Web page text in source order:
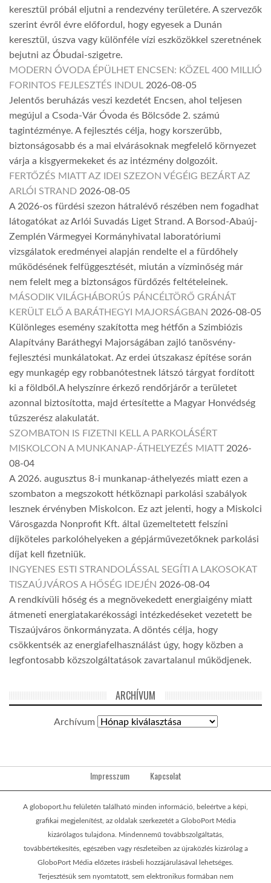
keresztül próbál eljutni a rendezvény területére. A szervezők
szerint évről évre előfordul, hogy egyesek a Dunán
keresztül, úszva vagy különféle vízi eszközökkel szeretnének
bejutni az Óbudai-szigetre.
MODERN ÓVODA ÉPÜLHET ENCSEN: KÖZEL 400 MILLIÓ
FORINTOS FEJLESZTÉS INDUL 2026-08-05
Jelentős beruházás veszi kezdetét Encsen, ahol teljesen
megújul a Csoda-Vár Óvoda és Bölcsőde 2. számú
tagintézménye. A fejlesztés célja, hogy korszerűbb,
biztonságosabb és a mai elvárásoknak megfelelő környezet
várja a kisgyermekeket és az intézmény dolgozóit.
FERTŐZÉS MIATT AZ IDEI SZEZON VÉGÉIG BEZÁRT AZ
ARLÓI STRAND 2026-08-05
A 2026-os fürdési szezon hátralévő részében nem fogadhat
látogatókat az Arlói Suvadás Liget Strand. A Borsod-Abaúj-
Zemplén Vármegyei Kormányhivatal laboratóriumi
vizsgálatok eredményei alapján rendelte el a fürdőhely
működésének felfüggesztését, miután a vízminőség már
nem felelt meg a biztonságos fürdőzés feltételeinek.
MÁSODIK VILÁGHÁBORÚS PÁNCÉLTÖRŐ GRÁNÁT
KERÜLT ELŐ A BARÁTHEGYI MAJORSÁGBAN 2026-08-05
Különleges esemény szakította meg hétfőn a Szimbiózis
Alapítvány Baráthegyi Majorságában zajló tanösvény-
fejlesztési munkálatokat. Az erdei útszakasz építése során
egy munkagép egy robbanótestnek látszó tárgyat fordított
ki a földből.A helyszínre érkező rendőrjárőr a területet
azonnal biztosította, majd értesítette a Magyar Honvédség
tűzszerész alakulatát.
SZOMBATON IS FIZETNI KELL A PARKOLÁSÉRT
MISKOLCON A MUNKANAP-ÁTHELYEZÉS MIATT 2026-
08-04
A 2026. augusztus 8-i munkanap-áthelyezés miatt ezen a
szombaton a megszokott hétköznapi parkolási szabályok
lesznek érvényben Miskolcon. Ez azt jelenti, hogy a Miskolci
Városgazda Nonprofit Kft. által üzemeltetett felszíni
díjköteles parkolóhelyeken a gépjárművezetőknek parkolási
díjat kell fizetniük.
INGYENES ESTI STRANDOLÁSSAL SEGÍTI A LAKOSOKAT
TISZAÚJVÁROS A HŐSÉG IDEJÉN 2026-08-04
A rendkívüli hőség és a megnövekedett energiaigény miatt
átmeneti energiatakarékossági intézkedéseket vezetett be
Tiszaújváros önkormányzata. A döntés célja, hogy
csökkentsék az energiafelhasználást úgy, hogy közben a
legfontosabb közszolgáltatások zavartalanul működjenek.
ARCHÍVUM
Archívum
Impresszum Kapcsolat
A globoport.hu felületén található minden információ, beleértve a képi,
grafikai megjelenítést, az oldalak szerkezetét a GloboPort Média
kizárólagos tulajdona. Mindennemű továbbszolgáltatás,
továbbértékesítés, egészében vagy részleteiben az újraközlés kizárólag a
GloboPort Média előzetes írásbeli hozzájárulásával lehetséges.
Terjesztésük sem nyomtatott, sem elektronikus formában nem